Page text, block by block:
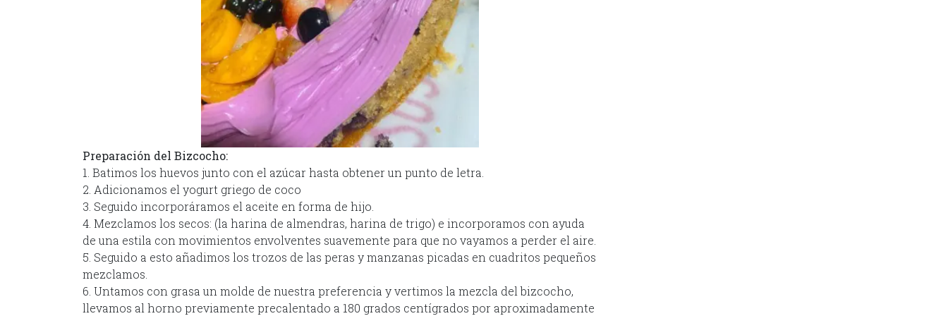
Preparación del Bizcocho:
1. Batimos los huevos junto con el azúcar hasta obtener un punto de letra.
2. Adicionamos el yogurt griego de coco
3. Seguido incorporáramos el aceite en forma de hijo.
4. Mezclamos los secos: (la harina de almendras, harina de trigo) e incorporamos con ayuda
de una estila con movimientos envolventes suavemente para que no vayamos a perder el aire.
5. Seguido a esto añadimos los trozos de las peras y manzanas picadas en cuadritos pequeños
mezclamos.
6. Untamos con grasa un molde de nuestra preferencia y vertimos la mezcla del bizcocho,
llevamos al horno previamente precalentado a 180 grados centígrados por aproximadamente